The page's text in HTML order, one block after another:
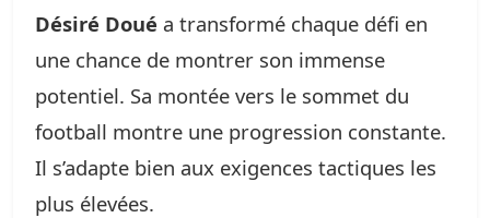
Désiré Doué a transformé chaque défi en
une chance de montrer son immense
potentiel. Sa montée vers le sommet du
football montre une progression constante.
Il s’adapte bien aux exigences tactiques les
plus élevées.